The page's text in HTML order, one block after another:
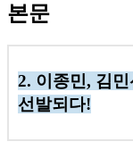
본문
2. 이종민, 김민
선발되다!